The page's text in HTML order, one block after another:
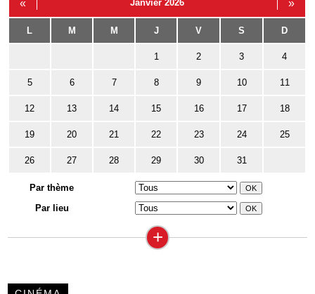
« Janvier 2026 »
L M M J V S D
1 2 3 4
5 6 7 8 9 10 11
12 13 14 15 16 17 18
19 20 21 22 23 24 25
26 27 28 29 30 31
Par thème
Par lieu
+